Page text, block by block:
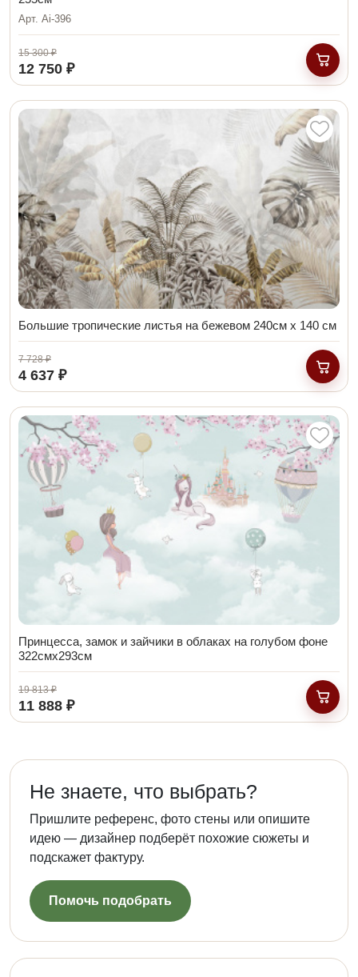
Арт. Ai-396
15 300 ₽
12 750 ₽ В
Большие тропические листья на бежевом 240см х 140 см
7 728 ₽
4 637 ₽ В
Принцесса, замок и зайчики в облаках на голубом фоне
322смх293см
19 813 ₽
11 888 ₽ В
Не знаете, что выбрать?
Пришлите референс, фото стены или опишите
идею — дизайнер подберёт похожие сюжеты и
подскажет фактуру.
Помочь подобрать